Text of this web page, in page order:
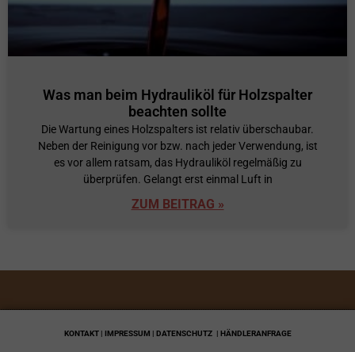
Was man beim Hydrauliköl für Holzspalter
beachten sollte
Die Wartung eines Holzspalters ist relativ überschaubar.
Neben der Reinigung vor bzw. nach jeder Verwendung, ist
es vor allem ratsam, das Hydrauliköl regelmäßig zu
überprüfen. Gelangt erst einmal Luft in
ZUM BEITRAG »
KONTAKT | IMPRESSUM | DATENSCHUTZ | HÄNDLERANFRAGE